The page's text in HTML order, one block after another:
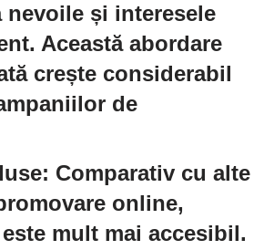
nevoile și interesele
Această abordare
crește considerabil
de
Comparativ cu alte
online,
mult mai accesibil.